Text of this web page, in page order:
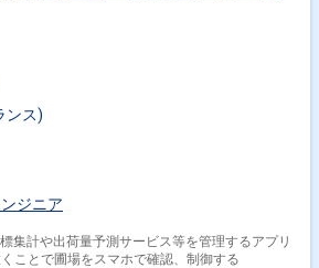
ンス)
ジニア
集計や出荷量予測サービス等を管理するアプリ
ことで圃場をスマホで確認、制御する
絞り込む
ニア × 副業
ニア × 在宅・リモート
検索する